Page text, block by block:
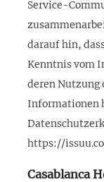
Service-
darauf hin,
Kenntnis vom
deren Nutzung
Informationen
https://
Casablanca